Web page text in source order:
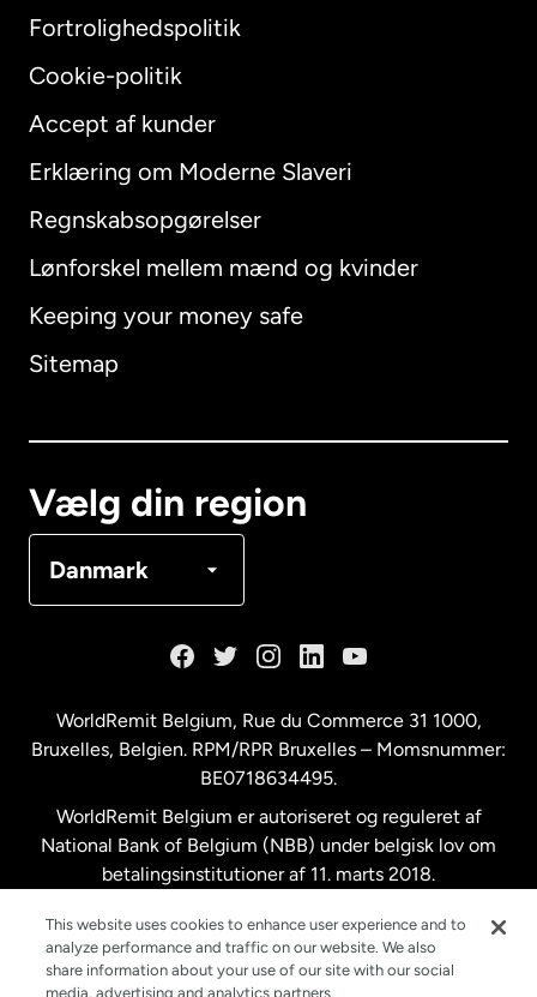
Fortrolighedspolitik
Cookie-politik
Accept af kunder
Erklæring om Moderne Slaveri
Regnskabsopgørelser
Lønforskel mellem mænd og kvinder
Keeping your money safe
Sitemap
Vælg din region
Danmark
International English
Australien
Malaysia
New Zealand
Spanien
WorldRemit Belgium, Rue du Commerce 31 1000,
Bruxelles, Belgien. RPM/RPR Bruxelles – Momsnummer:
BE0718634495.
WorldRemit Belgium er autoriseret og reguleret af
National Bank of Belgium (NBB) under belgisk lov om
betalingsinstitutioner af 11. marts 2018.
This website uses cookies to enhance user experience and to
analyze performance and traffic on our website. We also
share information about your use of our site with our social
media, advertising and analytics partners.